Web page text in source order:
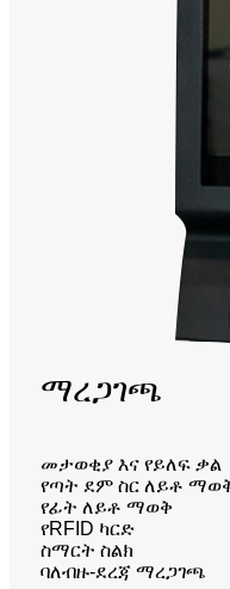
ማረጋገጫ
መታወቂያ እና የይለፍ ቃል
የጣት ደም ስር ለይቶ
የፊት ለይቶ ማወቅ
የRFID ካርድ
ስማርት ስልክ
ባለብዙ-ደረጃ ማረጋገጫ